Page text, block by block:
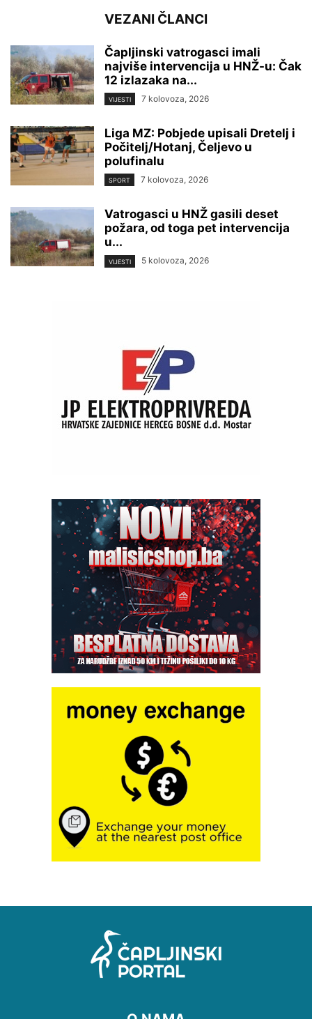
VEZANI ČLANCI
Čapljinski vatrogasci imali
najviše intervencija u HNŽ-u: Čak
12 izlazaka na...
VIJESTI 7 kolovoza, 2026
Liga MZ: Pobjede upisali Dretelj i
Počitelj/Hotanj, Čeljevo u
polufinalu
SPORT 7 kolovoza, 2026
Vatrogasci u HNŽ gasili deset
požara, od toga pet intervencija
u...
VIJESTI 5 kolovoza, 2026